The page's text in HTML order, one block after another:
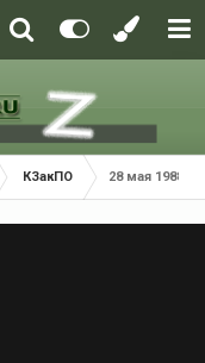
КЗакПО 28 мая 1988